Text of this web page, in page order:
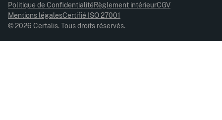
© 2026 Certalis. Tous droits réservés.
Politique de ConfidentialitéRèglement intérieurCGV
Mentions légalesCertifié ISO 27001